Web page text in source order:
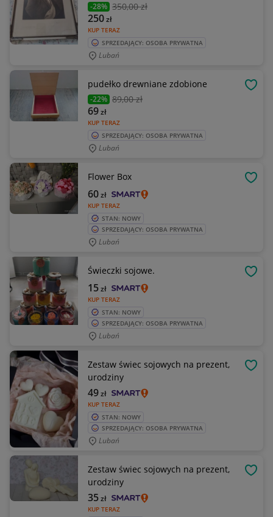
-28% 350,00 zł
KUP TERAZ
250zł
SPRZEDAJĄCY: OSOBA PRYWATNA
Lubań
pudełko drewniane zdobione
-22% 89,00 zł
KUP TERAZ
69zł
SPRZEDAJĄCY: OSOBA PRYWATNA
Lubań
Flower Box
KUP TERAZ
60zł
STAN: NOWY
SPRZEDAJĄCY: OSOBA PRYWATNA
Lubań
Świeczki sojowe.
KUP TERAZ
15zł
STAN: NOWY
SPRZEDAJĄCY: OSOBA PRYWATNA
Lubań
Zestaw świec sojowych na prezent,
urodziny
KUP TERAZ
49zł
STAN: NOWY
SPRZEDAJĄCY: OSOBA PRYWATNA
Lubań
Zestaw świec sojowych na prezent,
urodziny
KUP TERAZ
35zł